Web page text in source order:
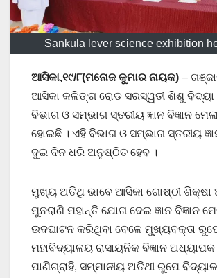
Sankula lever science exhibition
ଆସିକା,୧୯/୮(ମନୋଜ କୁମାର ନାୟକ) –
ଆସିକା କଳିଙ୍ଗ ରୋଡ ସରସ୍ୱତୀ ଶିଶୁ ବିଦ୍ୟା
ବିଭାଗ ଓ ସମ୍ଭାଗ ସ୍ତରୀୟ ଜ୍ଞାନ ବିଜ୍ଞାନ
ହୋଇଛି । ଏହି ବିଭାଗ ଓ ସମ୍ଭାଗ ସ୍ତରୀୟ ଜ୍ଞାନ
ଦୁଇ ଦିନ ଧରି ଅନୁଷ୍ଠିତ ହେବ ।
ମୁଖ୍ୟ ଅତିଥି ଭାବେ ଆସିକା ଗୋଷ୍ଠୀ ଶିକ୍ଷା
ମୁନରାଣି ମହାନ୍ତି ଯୋଗ ଦେଇ ଜ୍ଞାନ ବିଜ୍ଞାନ
ଉଦଘାଟନ କରିଥିବା ବେଳେ ମୁ୍‌ଖ୍ୟବକ୍ତା ରୁପେ
ମହାବିଦ୍ୟାଳୟ ରାସାୟନିକ ବିଜ୍ଞାନ
ପାଣିଗ୍ରାହି, ସମ୍ମାନୀୟ ଅତିଥୀ ରୁପେ